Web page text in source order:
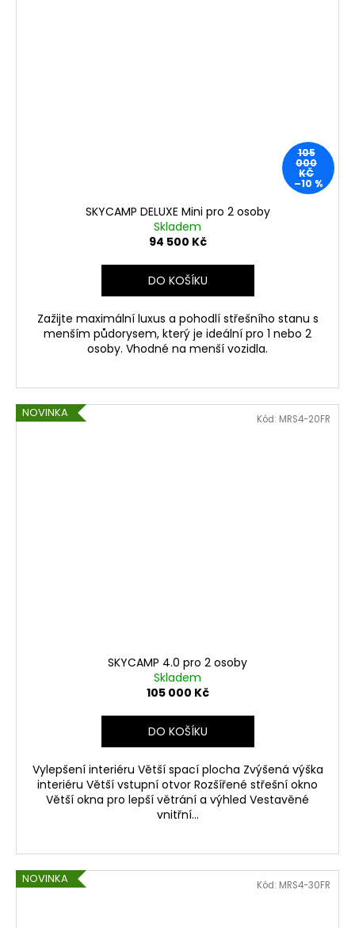
105
000
KČ
–10 %
SKYCAMP DELUXE Mini pro 2 osoby
Skladem
94 500 Kč
DO KOŠÍKU
Zažijte maximální luxus a pohodlí střešního stanu s
menším půdorysem, který je ideální pro 1 nebo 2
osoby. Vhodné na menší vozidla.
NOVINKA
SKYCAMP 4.0 pro 2 osoby
Skladem
105 000 Kč
DO KOŠÍKU
Vylepšení interiéru Větší spací plocha Zvýšená výška
interiéru Větší vstupní otvor Rozšířené střešní okno
Větší okna pro lepší větrání a výhled Vestavěné
vnitřní...
Kód: MRS4-20FR
NOVINKA Kód: MRS4-30FR